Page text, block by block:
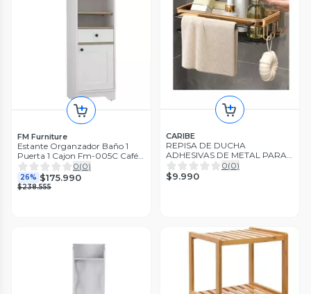
FM Furniture
Estante Organzador Baño 1
Puerta 1 Cajon Fm-005C Café
Claro Y Blanco0(0)
26% $175.990
$238.555
CARIBE
REPISA DE DUCHA
ADHESIVAS DE METAL PARA
BAÑO
0(0)
$9.990